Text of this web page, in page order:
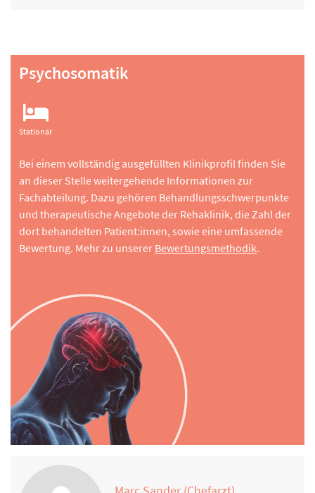
Psychosomatik
Stationär
Bei einem vollständig ausgefüllten Klinikprofil finden Sie
an dieser Stelle weitergehende Informationen zur
Fachabteilung. Dazu gehören Behandlungsschwerpunkte
und therapeutische Angebote der Rehaklinik, die Zahl der
dort behandelten Patient:innen, sowie eine umfassende
Bewertung. Mehr zu unserer Bewertungsmethodik.